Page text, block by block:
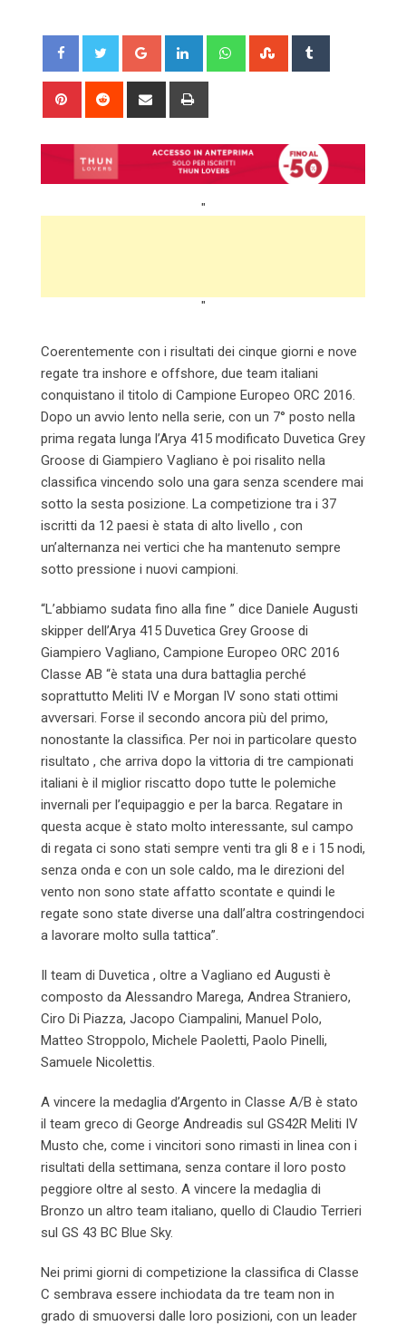
Google+ LinkedIn WhatsappStumbleUpon
Pinterest Reddit
Share
"
"
Coerentemente con i risultati dei cinque giorni e nove
regate tra inshore e offshore, due team italiani
conquistano il titolo di Campione Europeo ORC 2016.
Dopo un avvio lento nella serie, con un 7° posto nella
prima regata lunga l’Arya 415 modificato Duvetica Grey
Groose di Giampiero Vagliano è poi risalito nella
classifica vincendo solo una gara senza scendere mai
sotto la sesta posizione. La competizione tra i 37
iscritti da 12 paesi è stata di alto livello , con
un’alternanza nei vertici che ha mantenuto sempre
sotto pressione i nuovi campioni.
“L’abbiamo sudata fino alla fine ” dice Daniele Augusti
skipper dell’Arya 415 Duvetica Grey Groose di
Giampiero Vagliano, Campione Europeo ORC 2016
Classe AB “è stata una dura battaglia perché
soprattutto Meliti IV e Morgan IV sono stati ottimi
avversari. Forse il secondo ancora più del primo,
nonostante la classifica. Per noi in particolare questo
risultato , che arriva dopo la vittoria di tre campionati
italiani è il miglior riscatto dopo tutte le polemiche
invernali per l’equipaggio e per la barca. Regatare in
questa acque è stato molto interessante, sul campo
di regata ci sono stati sempre venti tra gli 8 e i 15 nodi,
senza onda e con un sole caldo, ma le direzioni del
vento non sono state affatto scontate e quindi le
regate sono state diverse una dall’altra costringendoci
a lavorare molto sulla tattica”.
Il team di Duvetica , oltre a Vagliano ed Augusti è
composto da Alessandro Marega, Andrea Straniero,
Ciro Di Piazza, Jacopo Ciampalini, Manuel Polo,
Matteo Stroppolo, Michele Paoletti, Paolo Pinelli,
Samuele Nicolettis.
A vincere la medaglia d’Argento in Classe A/B è stato
il team greco di George Andreadis sul GS42R Meliti IV
Musto che, come i vincitori sono rimasti in linea con i
risultati della settimana, senza contare il loro posto
peggiore oltre al sesto. A vincere la medaglia di
Bronzo un altro team italiano, quello di Claudio Terrieri
sul GS 43 BC Blue Sky.
Nei primi giorni di competizione la classifica di Classe
C sembrava essere inchiodata da tre team non in
grado di smuoversi dalle loro posizioni, con un leader